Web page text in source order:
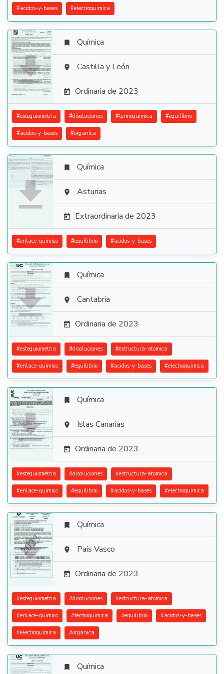
#acidos-y-bases #electroquimica

 Química
 Castilla y León
 Ordinaria de 2023
#estequiometria #disoluciones #termoquimica #equilibrio
#acidos-y-bases #organica

 Química
 Asturias
 Extraordinaria de 2023
#enlace-quimico #equilibrio #acidos-y-bases

 Química
 Cantabria
 Ordinaria de 2023
#estequiometria #disoluciones #estructura-atomica
#enlace-quimico #equilibrio #acidos-y-bases #electroquimica

 Química
 Islas Canarias
 Ordinaria de 2023
#estequiometria #disoluciones #estructura-atomica
#enlace-quimico #equilibrio #acidos-y-bases #electroquimica

 Química
 País Vasco
 Ordinaria de 2023
#estequiometria #disoluciones #estructura-atomica
#enlace-quimico #termoquimica #equilibrio #acidos-y-bases
#electroquimica #organica
 Química